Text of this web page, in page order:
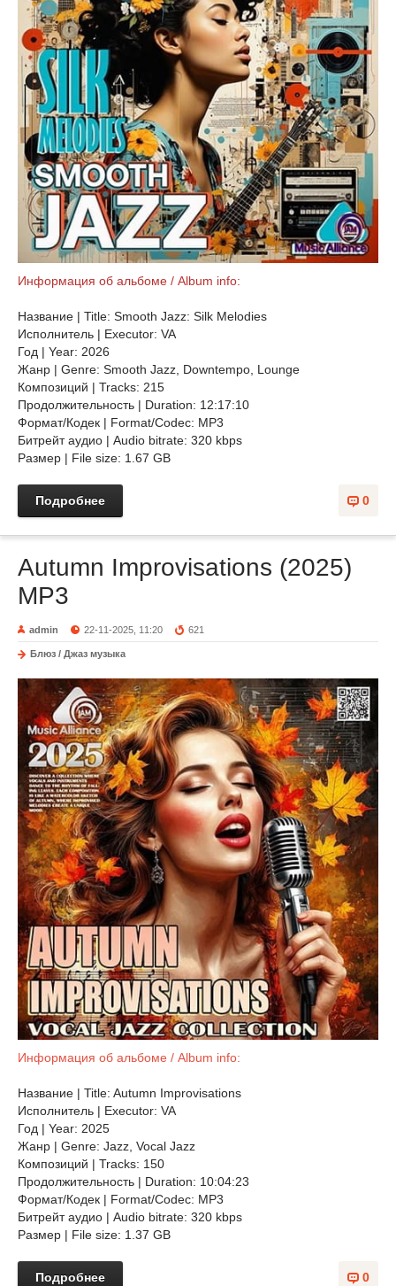
Информация об альбоме / Album info:
Название | Title: Smooth Jazz: Silk Melodies
Исполнитель | Executor: VA
Год | Year: 2026
Жанр | Genre: Smooth Jazz, Downtempo, Lounge
Композиций | Tracks: 215
Продолжительность | Duration: 12:17:10
Формат/Кодек | Format/Codec: MP3
Битрейт аудио | Audio bitrate: 320 kbps
Размер | File size: 1.67 GB
0
Подробнее
Autumn Improvisations (2025)
MP3
admin 22-11-2025, 11:20 621
Блюз / Джаз музыка
Информация об альбоме / Album info:
Название | Title: Autumn Improvisations
Исполнитель | Executor: VA
Год | Year: 2025
Жанр | Genre: Jazz, Vocal Jazz
Композиций | Tracks: 150
Продолжительность | Duration: 10:04:23
Формат/Кодек | Format/Codec: MP3
Битрейт аудио | Audio bitrate: 320 kbps
Размер | File size: 1.37 GB
0
Подробнее